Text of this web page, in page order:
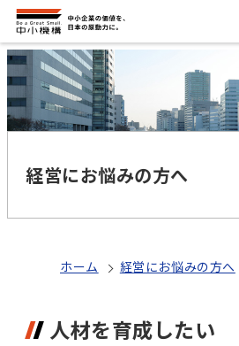
経営にお悩みの方へ
ホーム 経営にお悩みの方へ
人材を育成したい